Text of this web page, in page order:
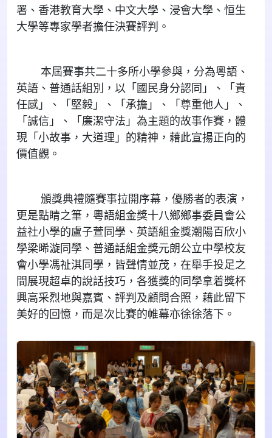
署、香港教育大學、中文大學、浸會大學、恒生
大學等專家學者擔任決賽評判。
本屆賽事共二十多所小學參與，分為粵語、
英語、普通話組別，以「國民身分認同」、「責
任感」、「堅毅」、「承擔」、「尊重他人」、
「誠信」、「廉潔守法」為主題的故事作賽，體
現「小故事，大道理」的精神，藉此宣揚正向的
價值觀。
頒獎典禮隨賽事拉開序幕，優勝者的表演，
更是點睛之筆，粵語組金獎十八鄉鄉事委員會公
益社小學的盧子萱同學、英語組金獎潮陽百欣小
學梁晞漩同學、普通話組金獎元朗公立中學校友
會小學馮祉淇同學，皆聲情並茂，在舉手投足之
間展現超卓的說話技巧，各獲獎的同學拿着獎杯
興高采烈地與嘉賓、評判及顧問合照，藉此留下
美好的回憶，而是次比賽的帷幕亦徐徐落下。